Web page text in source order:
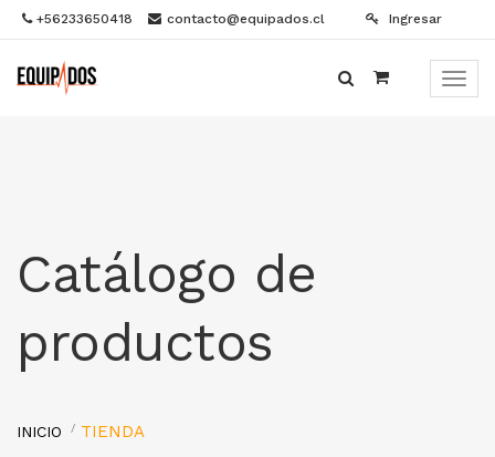
+56233650418 contacto@equipados.cl Ingresar
Menú
Catálogo de
productos
INICIO TIENDA